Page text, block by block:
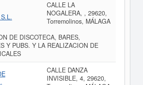
CALLE LA
NOGALERA, , 29620,
Torremolinos, MÁLAGA
DE DISCOTECA, BARES,
Y PUBS. Y LA REALIZACION DE
CALLE DANZA
INVISIBLE, 4, 29620,